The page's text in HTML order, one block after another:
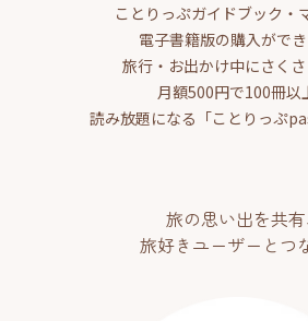
ことりっぷガイドブック・
電子書籍版の購入ができ
旅行・お出かけ中にさく
月額500円で100冊以
読み放題になる「ことりっぷ
旅の思い出を共有
旅好きユーザーとつ